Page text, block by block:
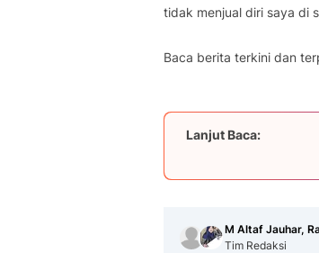
tidak menjual diri saya di
Baca berita terkini dan
Lanjut Baca:
M Altaf Jauhar,
Tim Redaksi